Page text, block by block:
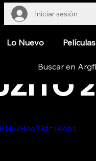
Iniciar sesión
Lo Nuevo Películas
2